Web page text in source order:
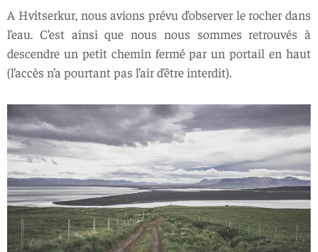
A Hvítserkur, nous avions prévu d’observer le rocher dans
l’eau. C’est ainsi que nous nous sommes retrouvés à
descendre un petit chemin fermé par un portail en haut
(l’accès n’a pourtant pas l’air d’être interdit).